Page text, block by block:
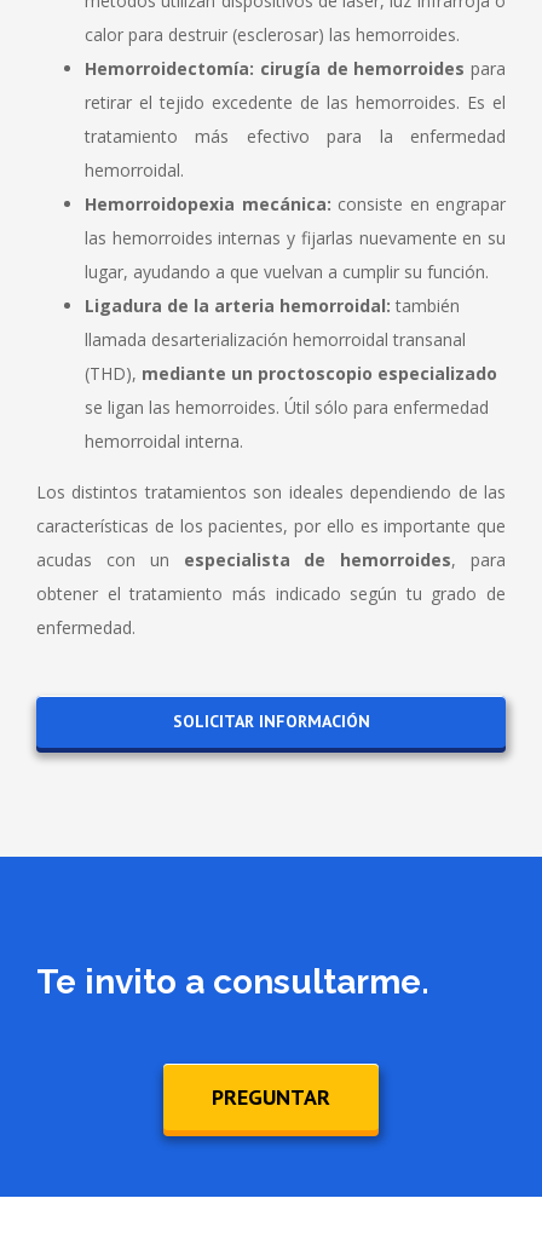
calor para destruir (esclerosar) las hemorroides.
Hemorroidectomía: cirugía de hemorroides para
retirar el tejido excedente de las hemorroides. Es el
tratamiento más efectivo para la enfermedad
hemorroidal.
Hemorroidopexia mecánica: consiste en engrapar
las hemorroides internas y fijarlas nuevamente en su
lugar, ayudando a que vuelvan a cumplir su función.
Ligadura de la arteria hemorroidal: también
llamada desarterialización hemorroidal transanal
(THD), mediante un proctoscopio especializado
se ligan las hemorroides. Útil sólo para enfermedad
hemorroidal interna.
Los distintos tratamientos son ideales dependiendo de las
características de los pacientes, por ello es importante que
acudas con un especialista de hemorroides, para
obtener el tratamiento más indicado según tu grado de
enfermedad.
SOLICITAR INFORMACIÓN
Te invito a consultarme.
PREGUNTAR